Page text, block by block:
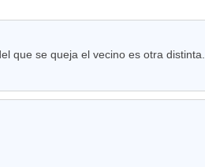
que se queja el vecino es otra distinta.